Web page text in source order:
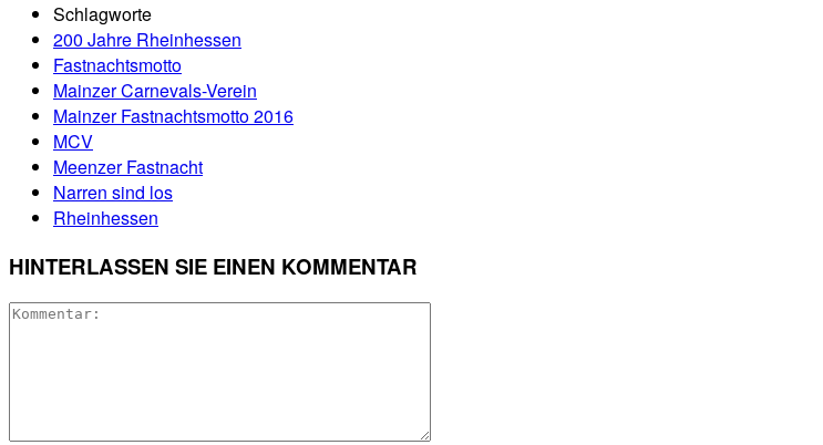
Schlagworte
200 Jahre Rheinhessen
Fastnachtsmotto
Mainzer Carnevals-Verein
Mainzer Fastnachtsmotto 2016
MCV
Meenzer Fastnacht
Narren sind los
Rheinhessen
HINTERLASSEN SIE EINEN KOMMENTAR